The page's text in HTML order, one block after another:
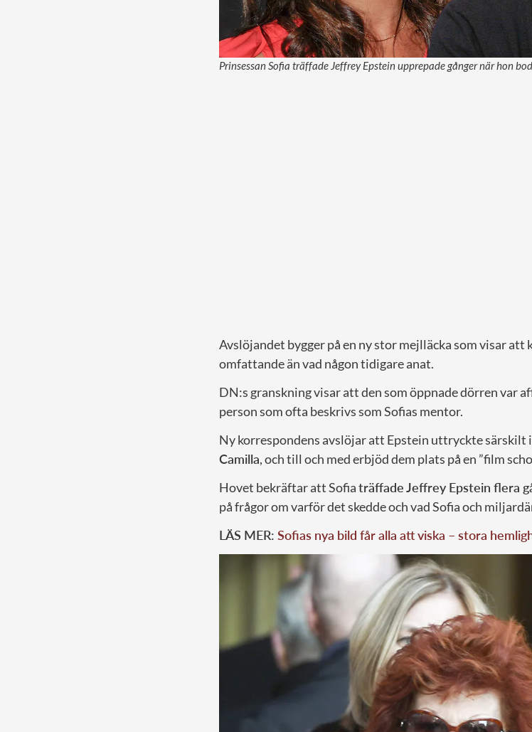
Prinsessan Sofia träffade Jeffrey Epstein upprepade gånger när hon
Avslöjandet bygger på en ny stor mejlläcka som visar
omfattande än vad någon tidigare anat.
DN:s granskning visar att den som öppnade dörren var
person som ofta beskrivs som Sofias mentor.
Ny korrespondens avslöjar att Epstein uttryckte särskilt
Camilla, och till och med erbjöd dem plats på en ”film
Hovet bekräftar att Sofiaträffade Jeffrey Epstein flera
på frågor om varför det skedde och vad Sofia och
LÄS MER: Sofias nya bild får alla att viska – stora